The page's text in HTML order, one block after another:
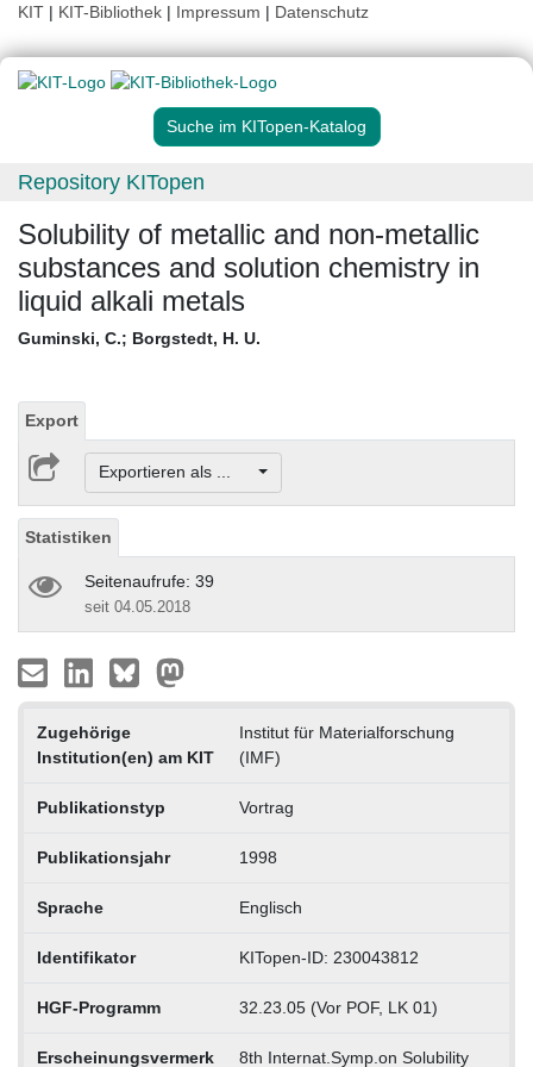
KIT | KIT-Bibliothek | Impressum | Datenschutz
Suche im KITopen-Katalog
Repository KITopen
Solubility of metallic and non-metallic
substances and solution chemistry in
liquid alkali metals
Guminski, C.; Borgstedt, H. U.
Export
Exportieren als ...
Statistiken
Seitenaufrufe: 39
seit 04.05.2018
Zugehörige
Institution(en) am KIT
Institut für Materialforschung
(IMF)
Publikationstyp Vortrag
Publikationsjahr 1998
Sprache Englisch
Identifikator KITopen-ID: 230043812
HGF-Programm 32.23.05 (Vor POF, LK 01)
Erscheinungsvermerk 8th Internat.Symp.on Solubility